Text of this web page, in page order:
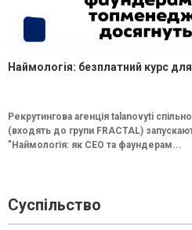
Наймологія: безплатний курс
Рекрутингова агенція talanovyti
(входять до групи FRACTAL)
"Наймологія: як СEO та фаундерам...
Суспільство